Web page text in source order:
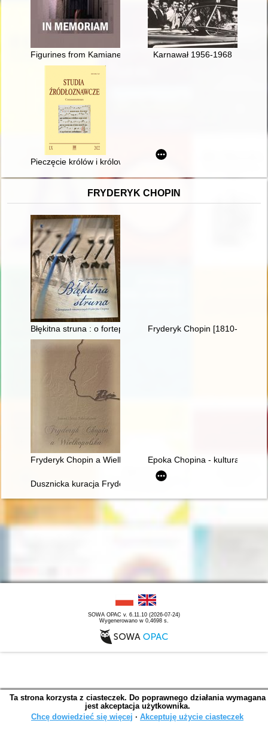
Figurines from Kamianets-Podilskyi (Tatarysky) = Figurki z
Karnawał 1956-1968
Pieczęcie królów i królowych polskich do 1572 r. - recenzja]
FRYDERYK CHOPIN
Błękitna struna : o fortepianach romantycznych Fryderyka
Fryderyk Chopin [1810-1849] i
Fryderyk Chopin a WielkopolskaEpoka Chopina - kultura
Dusznicka kuracja Fryderyka Chopina w świetle zachowanych
SOWA OPAC v. 6.11.10 (2026-07-24)
Wygenerowano w 0,4698 s.
Ta strona korzysta z ciasteczek. Do poprawnego działania wymagana
jest akceptacja użytkownika.
Chcę dowiedzieć się więcej ∙ Akceptuję użycie ciasteczek